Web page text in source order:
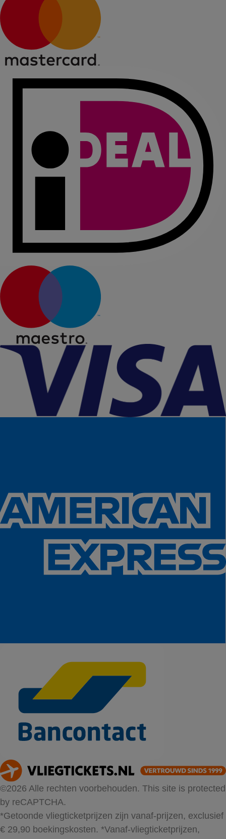
©2026 Alle rechten voorbehouden. This site is protected
by reCAPTCHA.
*Getoonde vliegticketprijzen zijn vanaf-prijzen, exclusief
€ 29,90 boekingskosten. *Vanaf-vliegticketprijzen,